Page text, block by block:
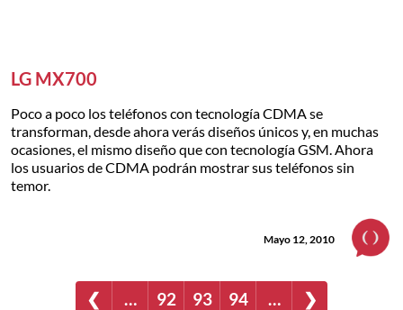
LG MX700
Poco a poco los teléfonos con tecnología CDMA se
transforman, desde ahora verás diseños únicos y, en muchas
ocasiones, el mismo diseño que con tecnología GSM. Ahora
los usuarios de CDMA podrán mostrar sus teléfonos sin
temor.
Mayo 12, 2010
❮ … 92 93 94 … ❯